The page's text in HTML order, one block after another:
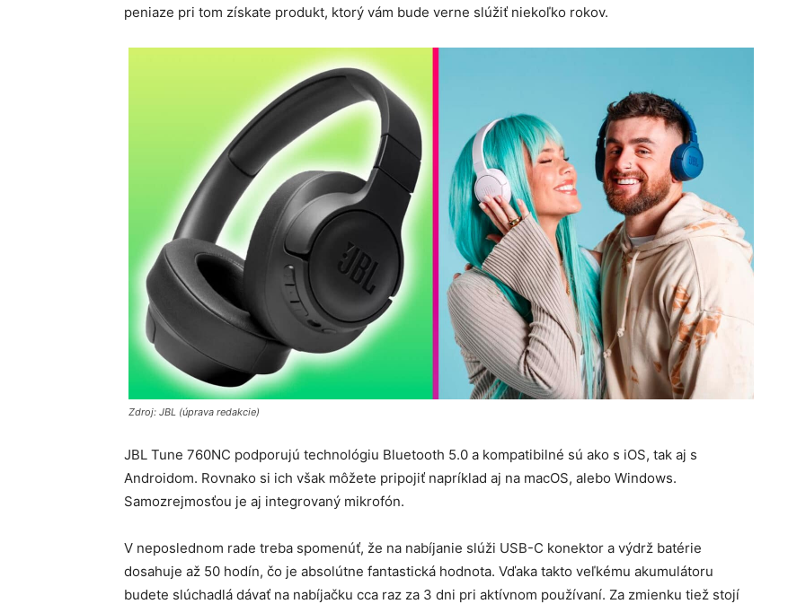
peniaze pri tom získate produkt, ktorý vám bude verne slúžiť niekoľko rokov.
Zdroj: JBL (úprava redakcie)
JBL Tune 760NC podporujú technológiu Bluetooth 5.0 a kompatibilné sú ako s iOS, tak aj s
Androidom. Rovnako si ich však môžete pripojiť napríklad aj na macOS, alebo Windows.
Samozrejmosťou je aj integrovaný mikrofón.
V neposlednom rade treba spomenúť, že na nabíjanie slúži USB-C konektor a výdrž batérie
dosahuje až 50 hodín, čo je absolútne fantastická hodnota. Vďaka takto veľkému akumulátoru
budete slúchadlá dávať na nabíjačku cca raz za 3 dni pri aktívnom používaní. Za zmienku tiež stojí